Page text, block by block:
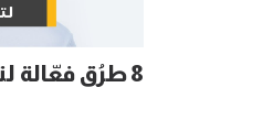
8 طرُق فعّالة لتنام بشكلٍ أفضل